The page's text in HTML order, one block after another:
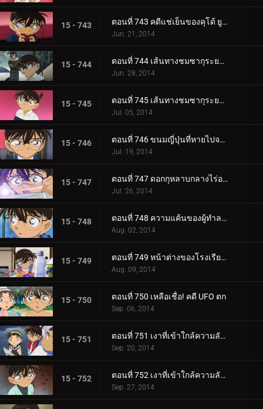
15 - 743 ตอนที่ 743 คดีแช่เย็นของคุโด้ ยูซากุ (ตอน 2)
Jun. 21, 2014
15 - 744 ตอนที่ 744 เส้นทางชมซากุระยามค่ำริมแม่น้ำสึมิดะ (ตอน 1)
Jun. 28, 2014
15 - 745 ตอนที่ 745 เส้นทางชมซากุระยามค่ำริมแม่น้ำสึมิดะ (ตอน 2)
Jul. 05, 2014
15 - 746 ตอนที่ 746 ขนมญี่ปุ่นที่หายไปจากร้านเก่าแก่
Jul. 19, 2014
15 - 747 ตอนที่ 747 ดอกกุหลาบกลางไร่องุ่น
Jul. 26, 2014
15 - 748 ตอนที่ 748 ความแค้นของผู้ทำลายแปลงดอกไม้
Aug. 02, 2014
15 - 749 ตอนที่ 749 หน้าต่างของโรงเรียนสตรี
Aug. 09, 2014
15 - 750 ตอนที่ 750 เหลือเชื่อ! คดี UFO ตก
Sep. 06, 2014
15 - 751 ตอนที่ 751 เงาที่เข้าใกล้ความลับของไฮบาระ (ตอน 1)
Sep. 20, 2014
15 - 752 ตอนที่ 752 เงาที่เข้าใกล้ความลับของไฮบาระ (ตอน 2)
Sep. 27, 2014